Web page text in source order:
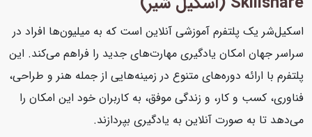
اسکیل‌شر یک پلتفرم آموزشی آنلاین است که به میلیون‌ها افراد در
سراسر جهان امکان یادگیری مهارت‌های جدید را فراهم می‌کند. این
پلتفرم با ارائه دوره‌های متنوع در زمینه‌هایی از جمله هنر و طراحی،
فناوری، کسب و کار، و زندگی موفق، به کاربران خود این امکان را
می‌دهد تا به صورت آنلاین به یادگیری بپردازند.